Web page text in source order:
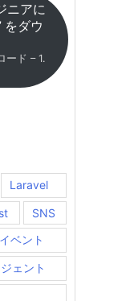
ニアに
をダウ
ード – 1.
Laravel
SNS
イベント
ェント